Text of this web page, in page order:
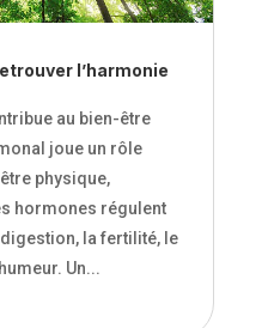
l’harmonie
au bien-être
joue un rôle
physique,
hormones régulent
la fertilité, le
Un...